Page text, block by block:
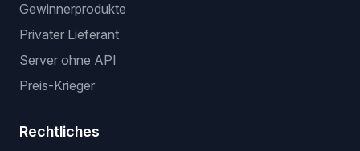
Gewinnerprodukte
Privater Lieferant
Server ohne API
Preis-Krieger
Rechtliches